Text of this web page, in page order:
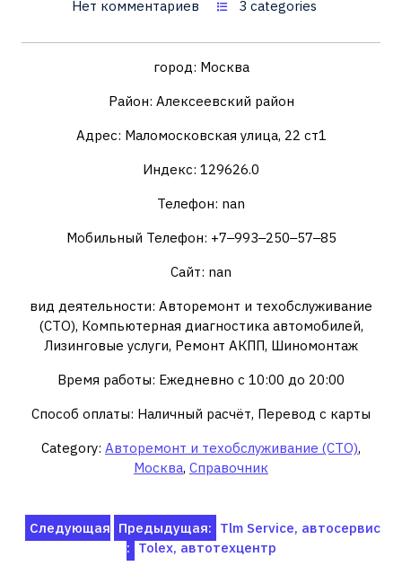
Нет комментариев
3 categories
город: Москва
Район: Алексеевский район
Адрес: Маломосковская улица, 22 ст1
Индекс: 129626.0
Телефон: nan
Мобильный Телефон: +7‒993‒250‒57‒85
Сайт: nan
вид деятельности: Авторемонт и техобслуживание
(СТО), Компьютерная диагностика автомобилей,
Лизинговые услуги, Ремонт АКПП, Шиномонтаж
Время работы: Ежедневно с 10:00 до 20:00
Способ оплаты: Наличный расчёт, Перевод с карты
Category: Авторемонт и техобслуживание (СТО),
Москва, Справочник
НавигацияПредыдущая: Tlm Service, автосервис
Следующая
: Tolex, автотехцентр